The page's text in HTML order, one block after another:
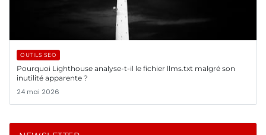
OUTILS SEO
Pourquoi Lighthouse analyse-t-il le fichier llms.txt malgré son
inutilité apparente ?
24 mai 2026